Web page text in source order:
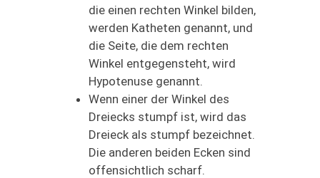
die einen rechten Winkel bilden,
werden Katheten genannt, und
die Seite, die dem rechten
Winkel entgegensteht, wird
Hypotenuse genannt.
Wenn einer der Winkel des
Dreiecks stumpf ist, wird das
Dreieck als stumpf bezeichnet.
Die anderen beiden Ecken sind
offensichtlich scharf.